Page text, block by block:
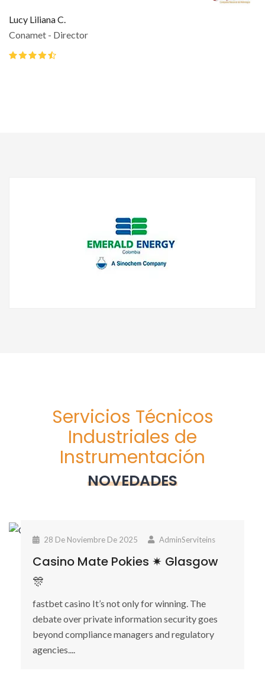
Lucy Liliana C.
Conamet - Director
Servicios Técnicos
Industriales de
Instrumentación
NOVEDADES
28 De Noviembre De 2025 AdminServiteins
Casino Mate Pokies ✷ Glasgow
🎊
fastbet casino It’s not only for winning. The
debate over private information security goes
beyond compliance managers and regulatory
agencies....